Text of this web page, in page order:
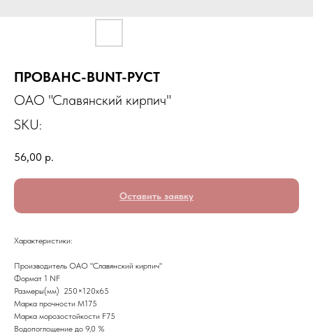
ПРОВАНС-BUNT-РУСТ
ОАО "Славянский кирпич"
SKU:
56,00 р.
Оставить заявку
Характеристики:
Производитель ОАО "Славянский кирпич"
Формат 1 NF
Размеры(мм) 250×120x65
Марка прочности M175
Марка морозостойкости F75
Водопоглощение до 9,0 %